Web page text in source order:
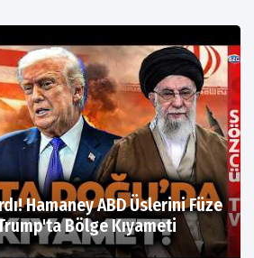
Hamaney ABD Üslerini Füze
Bölge Kıyameti